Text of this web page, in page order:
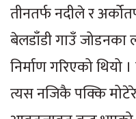
तीनतर्फ नदीले र
बेलडाँडी गाउँ
निर्माण गरिएको थियो
त्यस नजिकै पक्कि